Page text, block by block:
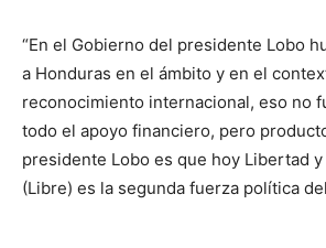
“En el Gobierno del presidente Lobo
a Honduras en el ámbito y en el
reconocimiento internacional, eso no
todo el apoyo financiero, pero
presidente Lobo es que hoy Libertad
(Libre) es la segunda fuerza política